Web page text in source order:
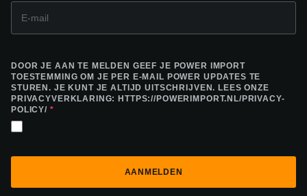
DOOR JE AAN TE MELDEN GEEF JE POWER IMPORT
TOESTEMMING OM JE PER E-MAIL POWER UPDATES TE
STUREN. JE KUNT JE ALTIJD UITSCHRIJVEN. LEES ONZE
PRIVACYVERKLARING: HTTPS://POWERIMPORT.NL/PRIVACY-
POLICY/ *